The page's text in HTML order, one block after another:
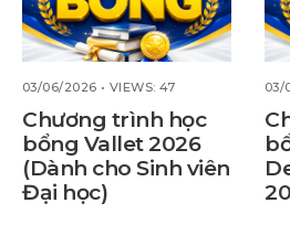
03/06/2026 • VIEWS: 47
Chương trình học
bổng Vallet 2026
(Dành cho Sinh viên
Đại học)
03/